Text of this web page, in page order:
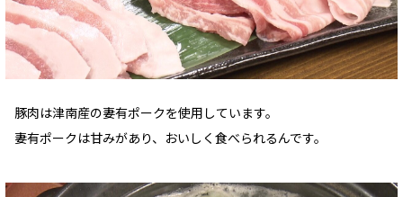
豚肉は津南産の妻有ポークを使用しています。
妻有ポークは甘みがあり、おいしく食べられるんです。